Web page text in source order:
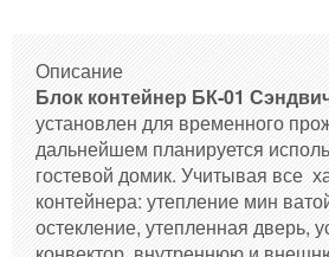
Описание
Блок контейнер БК-01
установлен для временного
дальнейшем планируется
гостевой домик. Учитывая все
контейнера: утепление мин
остекление, утепленная дверь,